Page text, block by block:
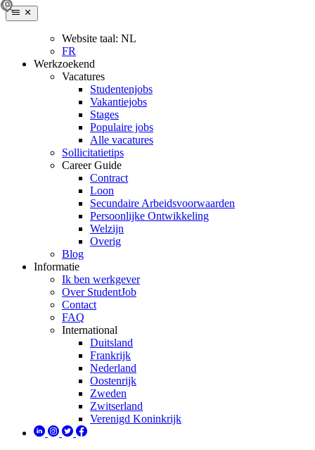
Website taal: NL
FR
Werkzoekend
Vacatures
Studentenjobs
Vakantiejobs
Stages
Populaire jobs
Alle vacatures
Sollicitatietips
Career Guide
Contract
Loon
Secundaire Arbeidsvoorwaarden
Persoonlijke Ontwikkeling
Welzijn
Overig
Blog
Informatie
Ik ben werkgever
Over StudentJob
Contact
FAQ
International
Duitsland
Frankrijk
Nederland
Oostenrijk
Zweden
Zwitserland
Verenigd Koninkrijk